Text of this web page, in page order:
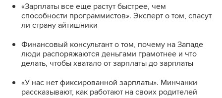
«Зарплаты все еще растут быстрее, чем
способности программистов». Эксперт о том, спасут
ли страну айтишники
Финансовый консультант о том, почему на Западе
люди распоряжаются деньгами грамотнее и что
делать, чтобы хватало от зарплаты до зарплаты
«У нас нет фиксированной зарплаты». Минчанки
рассказывают, как работают на своих родителей